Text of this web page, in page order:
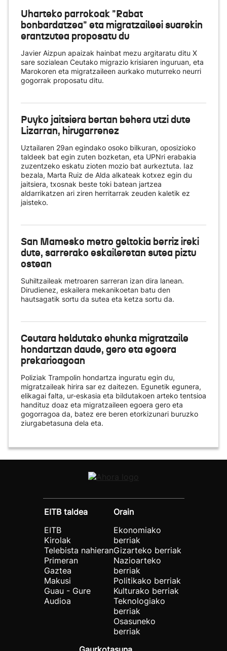
Uharteko parrokoak "Rabat
bonbardatzea" eta migratzaileei suarekin
erantzutea proposatu du
Javier Aizpun apaizak hainbat mezu argitaratu ditu X
sare sozialean Ceutako migrazio krisiaren inguruan, eta
Marokoren eta migratzaileen aurkako muturreko neurri
gogorrak proposatu ditu.
Puyko jaitsiera bertan behera utzi dute
Lizarran, hirugarrenez
Uztailaren 29an egindako osoko bilkuran, oposizioko
taldeek bat egin zuten bozketan, eta UPNri erabakia
zuzentzeko eskatu zioten mozio bat aurkeztuta. Iaz
bezala, Marta Ruiz de Alda alkateak kotxez egin du
jaitsiera, txosnak beste toki batean jartzea
aldarrikatzen ari ziren herritarrak zeuden kaletik ez
jaisteko.
San Mamesko metro geltokia berriz ireki
dute, sarrerako eskaileretan sutea piztu
ostean
Suhiltzaileak metroaren sarreran izan dira lanean.
Dirudienez, eskailera mekanikoetan batu den
hautsagatik sortu da sutea eta ketza sortu da.
Ceutara heldutako ehunka migratzaile
hondartzan daude, gero eta egoera
prekarioagoan
Poliziak Trampolin hondartza inguratu egin du,
migratzaileak hirira sar ez daitezen. Egunetik egunera,
elikagai falta, ur-eskasia eta bildutakoen arteko tentsioa
handituz doaz eta migratzaileen egoera gero eta
gogorragoa da, batez ere beren etorkizunari buruzko
ziurgabetasuna dela eta.
EITB taldea
EITB
Kirolak
Telebista nahieran
Primeran
Gaztea
Makusi
Guau - Gure
Audioa
Orain
Ekonomiako
berriak
Gizarteko berriak
Nazioarteko
berriak
Politikako berriak
Kulturako berriak
Teknologiako
berriak
Osasuneko
berriak